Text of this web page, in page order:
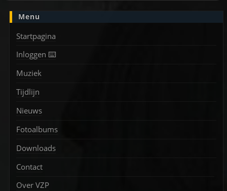
Menu
Startpagina
Inloggen ⌨️
Muziek
Tijdlijn
Nieuws
Fotoalbums
Downloads
Contact
Over VZP